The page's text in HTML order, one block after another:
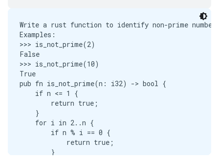
Write a rust function to identify non-prime
Examples:
>>> is_not_prime(2)
False
>>> is_not_prime(10)
True
pub fn is_not_prime(n: i32) -> bool {
    if n <= 1 {
        return true;
    }
    for i in 2..n {
        if n % i == 0 {
            return true;
        }